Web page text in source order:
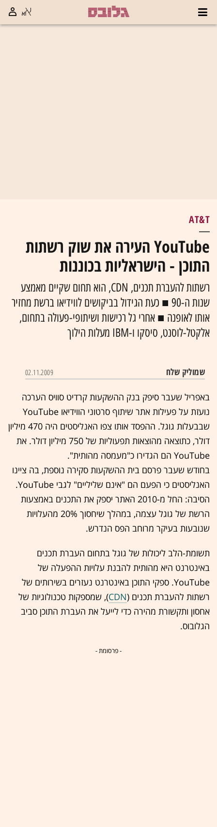
AT&T
YouTube העירה את שוק רשתות
התוכן - הישראליות בכוננות
רשתות להעברת תכנים, CDN, הוא תחום שקיים מאמצע
שנות ה-90 ■ כעת הגידול בביקושים לווידיאו ברשת מחזיר
אותו לאופנה ■ אחרי גל רכישות ושיתופי-פעולה בתחום,
אלקטל-לוסנט, סיסקו ו-IBM מעלות הילוך
שמוליק שלח 02.11.2009
באפריל שעבר סיפק בנק ההשקעות קרדיט סוויס הערכה
נועזת על פעילות אתר שיתוף סרטוני הווידיאו YouTube
שבבעלות גוגל
. ההפסד אותו צפו האנליסטים היה 470 מיליון
דולר, כתוצאה מהוצאות תפעוליות של 750 מיליון דולר. את
YouTube הם הגדירו כ"מעמסה מהותית".
בחודש שעבר פרסם בית ההשקעות סקירה נוספת, בה ציינו
האנליסטים כי הפעם הם "אינם שליליים" לגבי YouTube.
הסיבה: החל מ-2010 האתר יספק את התכנים באמצעות
הרשת של גוגל עצמה, במהלך שיחסוך 20% מהעלויות
שנובעות בעיקר מרוחב הפס הנדרש.
תשומת-הלב ליכולות של גוגל בתחום העברת תכנים
באינטרנט היא מהותית להבנת עלויות ההפעלה של
YouTube. ספקי התוכן באינטרנט נעזרים בשירותים של
רשתות להעברת תכנים (CDN), שמספקות טכנולוגיות של
אחסון ותקשורת מהירה כדי לייעל את העברת התוכן סביב
הגלובוס.
- פרסומת -